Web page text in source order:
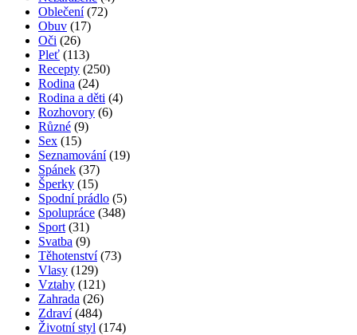
Oblečení(72)
Obuv (17)
Oči (26)
Pleť (113)
Recepty (250)
Rodina (24)
Rodina a děti (4)
Rozhovory (6)
Různé (9)
Sex (15)
Seznamování(19)
Spánek (37)
Šperky (15)
Spodní prádlo (5)
Spolupráce (348)
Sport (31)
Svatba (9)
Těhotenství(73)
Vlasy (129)
Vztahy (121)
Zahrada (26)
Zdraví(484)
Životní styl (174)